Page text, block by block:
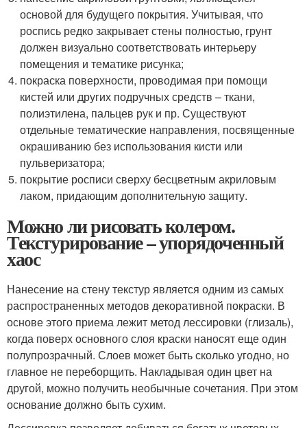
основой для будущего покрытия. Учитывая, что
роспись редко закрывает стены полностью, грунт
должен визуально соответствовать интерьеру
помещения и тематике рисунка;
покраска поверхности, проводимая при помощи
кистей или других подручных средств – ткани,
полиэтилена, пальцев рук и пр. Существуют
отдельные тематические направления, посвященные
окрашиванию без использования кисти или
пульверизатора;
покрытие росписи сверху бесцветным акриловым
лаком, придающим дополнительную защиту.
Можно ли рисовать колером.
Текстурирование – упорядоченный
хаос
Нанесение на стену текстур является одним из самых
распространенных методов декоративной покраски. В
основе этого приема лежит метод лессировки (глизаль),
когда поверх основного слоя краски наносят еще один
полупрозрачный. Слоев может быть сколько угодно, но
главное не переборщить. Накладывая один цвет на
другой, можно получить необычные сочетания. При этом
основание должно быть сухим.